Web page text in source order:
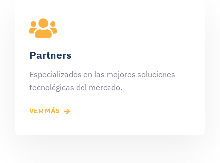
Partners
Especializados en las mejores soluciones
tecnológicas del mercado.
VER MÁS